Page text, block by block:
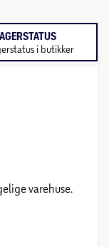
i butikker
varehuse.